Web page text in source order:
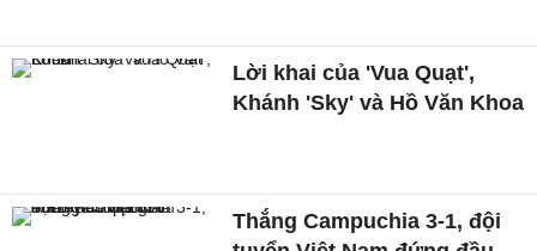
Lời khai của 'Vua Quạt',
Khánh 'Sky' và Hồ Văn Khoa
Thắng Campuchia 3-1, đội